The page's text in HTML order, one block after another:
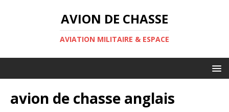
AVION DE CHASSE
AVIATION MILITAIRE & ESPACE
avion de chasse anglais